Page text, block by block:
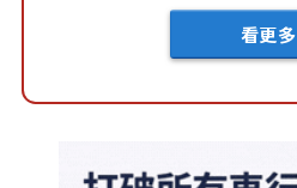
看更多